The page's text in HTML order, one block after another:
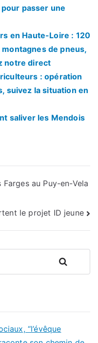
passer une
en Haute-Loire : 120
de pneus,
notre direct
: opération
suivez la situation en
saliver les Mendois
au Puy-en-Vela
le projet ID jeune
Rechercher
“l’évêque